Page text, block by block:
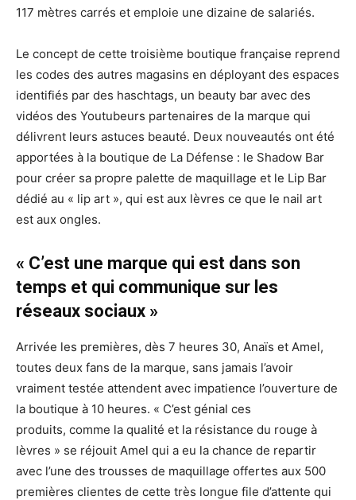
117 mètres carrés et emploie une dizaine de salariés.
Le concept de cette troisième boutique française reprend
les codes des autres magasins en déployant des espaces
identifiés par des haschtags, un beauty bar avec des
vidéos des Youtubeurs partenaires de la marque qui
délivrent leurs astuces beauté. Deux nouveautés ont été
apportées à la boutique de La Défense : le Shadow Bar
pour créer sa propre palette de maquillage et le Lip Bar
dédié au « lip art », qui est aux lèvres ce que le nail art
est aux ongles.
« C’est une marque qui est dans son
temps et qui communique sur les
réseaux sociaux »
Arrivée les premières, dès 7 heures 30, Anaïs et Amel,
toutes deux fans de la marque, sans jamais l’avoir
vraiment testée attendent avec impatience l’ouverture de
la boutique à 10 heures. « C’est génial ces
produits, comme la qualité et la résistance du rouge à
lèvres » se réjouit Amel qui a eu la chance de repartir
avec l’une des trousses de maquillage offertes aux 500
premières clientes de cette très longue file d’attente qui